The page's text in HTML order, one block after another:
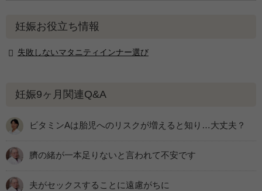
妊娠お役立ち情報
失敗しないマタニティインナー選び
妊娠9ヶ月関連Q&A
ビタミンAは胎児へのリスクが増えると知り…大丈夫？
臍の緒が一本足りないと言われて不安です
夫がセックスすることに遠慮がちに